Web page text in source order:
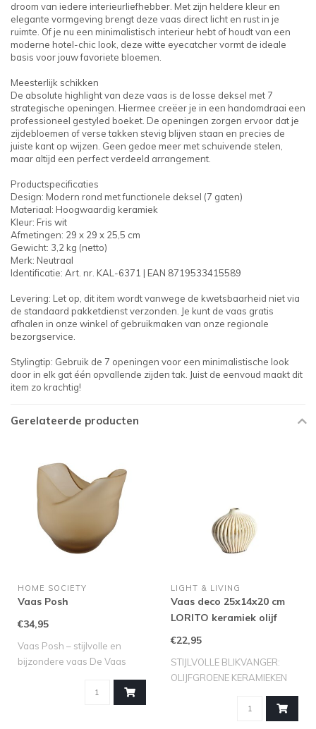
droom van iedere interieurliefhebber. Met zijn heldere kleur en
elegante vormgeving brengt deze vaas direct licht en rust in je
ruimte. Of je nu een minimalistisch interieur hebt of houdt van een
moderne hotel-chic look, deze witte eyecatcher vormt de ideale
basis voor jouw favoriete bloemen.
Meesterlijk schikken
De absolute highlight van deze vaas is de losse deksel met 7
strategische openingen. Hiermee creëer je in een handomdraai een
professioneel gestyled boeket. De openingen zorgen ervoor dat je
zijdebloemen of verse takken stevig blijven staan en precies de
juiste kant op wijzen. Geen gedoe meer met schuivende stelen,
maar altijd een perfect verdeeld arrangement.
Productspecificaties
Design: Modern rond met functionele deksel (7 gaten)
Materiaal: Hoogwaardig keramiek
Kleur: Fris wit
Afmetingen: 29 x 29 x 25,5 cm
Gewicht: 3,2 kg (netto)
Merk: Neutraal
Identificatie: Art. nr. KAL-6371 | EAN 8719533415589
Levering: Let op, dit item wordt vanwege de kwetsbaarheid niet via
de standaard pakketdienst verzonden. Je kunt de vaas gratis
afhalen in onze winkel of gebruikmaken van onze regionale
bezorgservice.
Stylingtip: Gebruik de 7 openingen voor een minimalistische look
door in elk gat één opvallende zijden tak. Juist de eenvoud maakt dit
item zo krachtig!
Gerelateerde producten
HOME SOCIETY
Vaas Posh
€34,95
Vaas Posh – stijlvolle en
bijzondere vaas De Vaas
LIGHT & LIVING
Vaas deco 25x14x20 cm
LORITO keramiek olijf
€22,95
STIJLVOLLE BLIKVANGER:
OLIJFGROENE KERAMIEKEN